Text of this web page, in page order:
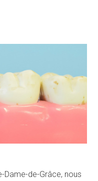
Dame-de-Grâce, nous